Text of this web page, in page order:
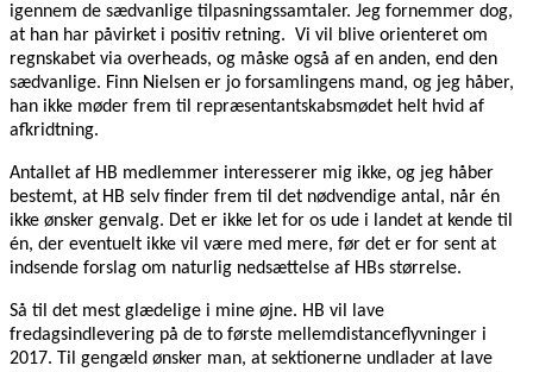
igennem de sædvanlige tilpasningssamtaler. Jeg fornemmer dog,
at han har påvirket i positiv retning. Vi vil blive orienteret om
regnskabet via overheads, og måske også af en anden, end den
sædvanlige. Finn Nielsen er jo forsamlingens mand, og jeg håber,
han ikke møder frem til repræsentantskabsmødet helt hvid af
afkridtning.
Antallet af HB medlemmer interesserer mig ikke, og jeg håber
bestemt, at HB selv finder frem til det nødvendige antal, når én
ikke ønsker genvalg. Det er ikke let for os ude i landet at kende til
én, der eventuelt ikke vil være med mere, før det er for sent at
indsende forslag om naturlig nedsættelse af HBs størrelse.
Så til det mest glædelige i mine øjne. HB vil lave
fredagsindlevering på de to første mellemdistanceflyvninger i
2017. Til gengæld ønsker man, at sektionerne undlader at lave